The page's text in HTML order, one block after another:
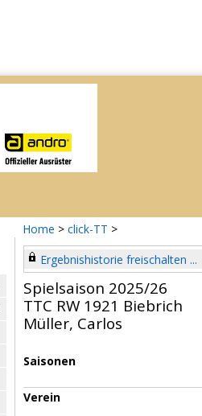
Home > click-TT >
Ergebnishistorie freischalten ...
Spielsaison 2025/26
TTC RW 1921 Biebrich
Müller, Carlos
Saisonen
Verein